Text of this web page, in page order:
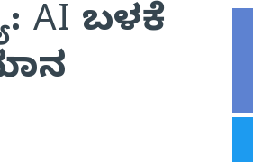
AI ಬಳಕೆ